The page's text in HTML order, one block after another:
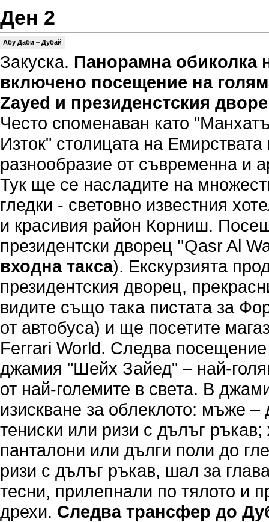
Ден 2
Абу Даби – Дубай
Закуска. Панорамна обиколка
включено посещение на
Zayed и президенстския
Често споменаван като
Изток" столицата на
разнообразие от съвременна и
Тук ще се насладите на
гледки - световно известния
и красивия район Корниш.
президентски дворец ''Qasr Al
входна такса). Екскурзията
президентския дворец,
видите също така пистата за
от автобуса) и ще посетите
Ferrari World. Следва
джамия "Шейх Зайед" – най-
от най-големите в света. В
изискване за облеклото: мъже –
тениски или ризи с дълъг
панталони или дълги поли до
ризи с дълъг ръкав, шал за
тесни, прилепнали по тялото и
дрехи. Следва трансфер до